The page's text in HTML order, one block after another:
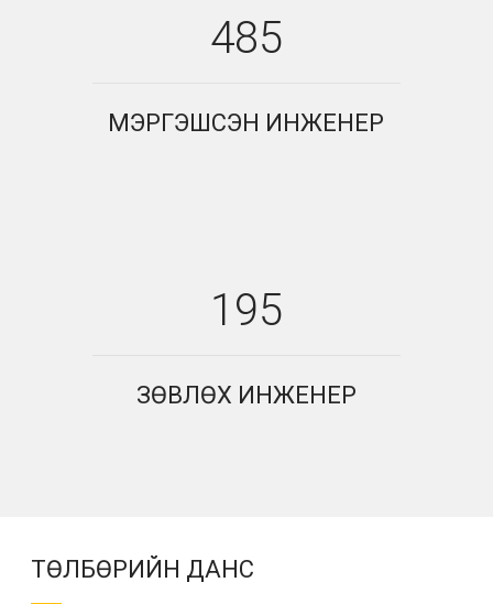
485
МЭРГЭШСЭН ИНЖЕНЕР
195
ЗӨВЛӨХ ИНЖЕНЕР
ТӨЛБӨРИЙН ДАНС